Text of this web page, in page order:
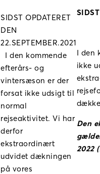
SIDST OPDATERET
DEN
22.SEPTEMBER.2021
I den kommende
efterårs- og
vintersæson er der
forsat ikke udsigt til
normal
rejseaktivitet. Vi har
derfor
ekstraordinært
udvidet dækningen
på vores
I den
ikke
Den
2022